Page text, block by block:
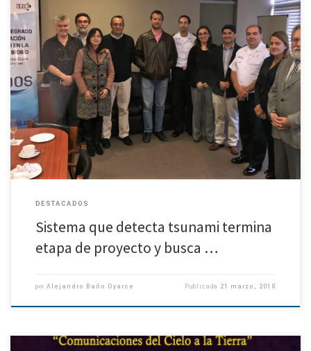
Observatorio del Departamento de Geofísica de la U. de Concepción A su
actual labor de monitoreo de tsunami y marejadas, puede sumar la
detección de marejadas, seguimiento de derrames de […]
DESTACADOS
Sistema que detecta tsunami termina
etapa de proyecto y busca …
por Alejandro Baño Oyarce Publicada 21 marzo, 2018